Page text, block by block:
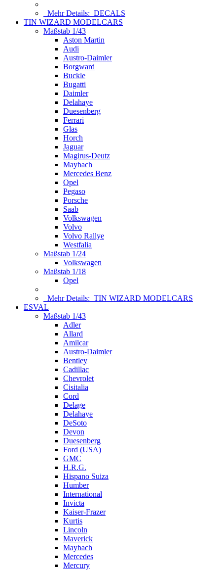
Mehr Details: DECALS
TIN WIZARD MODELCARS
Maßstab 1/43
Aston Martin
Audi
Austro-Daimler
Borgward
Buckle
Bugatti
Daimler
Delahaye
Duesenberg
Ferrari
Glas
Horch
Jaguar
Magirus-Deutz
Maybach
Mercedes Benz
Opel
Pegaso
Porsche
Saab
Volkswagen
Volvo
Volvo Rallye
Westfalia
Maßstab 1/24
Volkswagen
Maßstab 1/18
Opel
Mehr Details: TIN WIZARD MODELCARS
ESVAL
Maßstab 1/43
Adler
Allard
Amilcar
Austro-Daimler
Bentley
Cadillac
Chevrolet
Cisitalia
Cord
Delage
Delahaye
DeSoto
Devon
Duesenberg
Ford (USA)
GMC
H.R.G.
Hispano Suiza
Humber
International
Invicta
Kaiser-Frazer
Kurtis
Lincoln
Maverick
Maybach
Mercedes
Mercury